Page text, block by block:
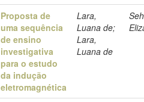
Proposta de
uma sequência
de ensino
investigativa
para o estudo
da indução
eletromagnética
Lara,
Luana de;
Lara,
Luana de